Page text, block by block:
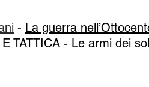
- La guerra
TATTICA - Le armi dei